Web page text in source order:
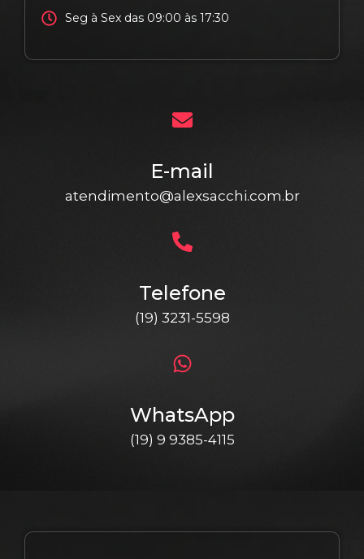
Seg à Sex das 09:00 às 17:30
E-mail
atendimento@alexsacchi.com.br
Telefone
(19) 3231-5598
WhatsApp
(19) 9 9385-4115